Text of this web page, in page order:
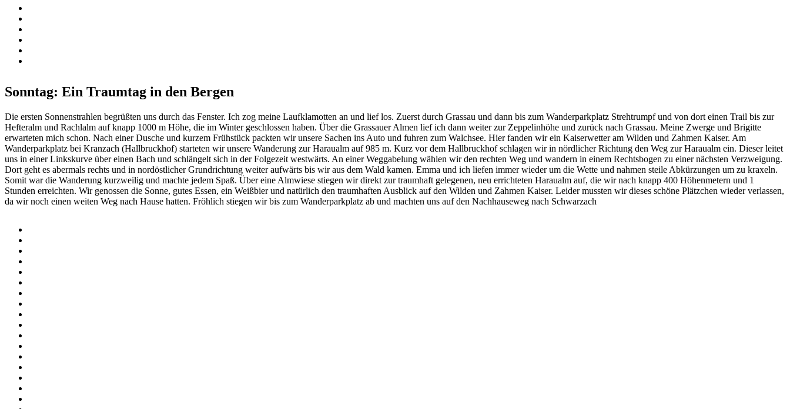
Sonntag: Ein Traumtag in den Bergen
Die ersten Sonnenstrahlen begrüßten uns durch das Fenster. Ich zog meine Laufklamotten an und lief los. Zuerst durch Grassau und dann bis zum Wanderparkplatz Strehtrumpf und von dort einen Trail bis zur
Hefteralm und Rachlalm auf knapp 1000 m Höhe, die im Winter geschlossen haben. Über die Grassauer Almen lief ich dann weiter zur Zeppelinhöhe und zurück nach Grassau. Meine Zwerge und Brigitte
erwarteten mich schon. Nach einer Dusche und kurzem Frühstück packten wir unsere Sachen ins Auto und fuhren zum Walchsee. Hier fanden wir ein Kaiserwetter am Wilden und Zahmen Kaiser. Am
Wanderparkplatz bei Kranzach (Hallbruckhof) starteten wir unsere Wanderung zur Haraualm auf 985 m. Kurz vor dem Hallbruckhof schlagen wir in nördlicher Richtung den Weg zur Haraualm ein. Dieser leitet
uns in einer Linkskurve über einen Bach und schlängelt sich in der Folgezeit westwärts. An einer Weggabelung wählen wir den rechten Weg und wandern in einem Rechtsbogen zu einer nächsten Verzweigung.
Dort geht es abermals rechts und in nordöstlicher Grundrichtung weiter aufwärts bis wir aus dem Wald kamen. Emma und ich liefen immer wieder um die Wette und nahmen steile Abkürzungen um zu kraxeln.
Somit war die Wanderung kurzweilig und machte jedem Spaß. Über eine Almwiese stiegen wir direkt zur traumhaft gelegenen, neu errichteten Haraualm auf, die wir nach knapp 400 Höhenmetern und 1
Stunden erreichten. Wir genossen die Sonne, gutes Essen, ein Weißbier und natürlich den traumhaften Ausblick auf den Wilden und Zahmen Kaiser. Leider mussten wir dieses schöne Plätzchen wieder verlassen,
da wir noch einen weiten Weg nach Hause hatten. Fröhlich stiegen wir bis zum Wanderparkplatz ab und machten uns auf den Nachhauseweg nach Schwarzach